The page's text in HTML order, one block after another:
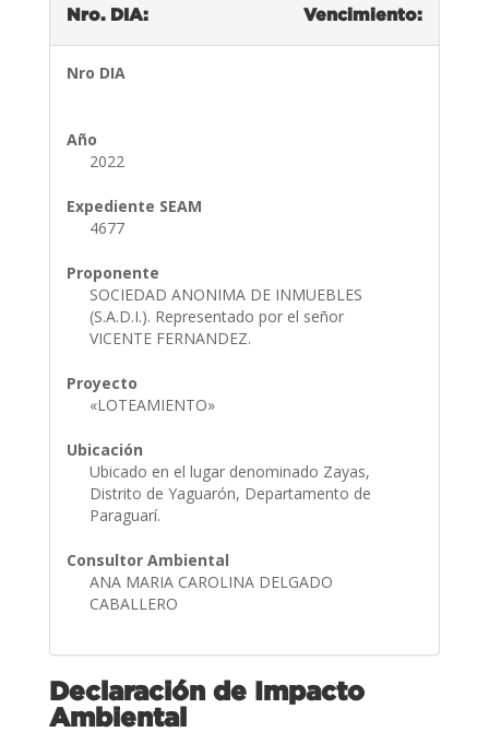
Nro. DIA: Vencimiento:
Nro DIA
Año
2022
Expediente SEAM
4677
Proponente
SOCIEDAD ANONIMA DE INMUEBLES
(S.A.D.I.). Representado por el señor
VICENTE FERNANDEZ.
Proyecto
«LOTEAMIENTO»
Ubicación
Ubicado en el lugar denominado Zayas,
Distrito de Yaguarón, Departamento de
Paraguarí.
Consultor Ambiental
ANA MARIA CAROLINA DELGADO
CABALLERO
Declaración de Impacto
Ambiental